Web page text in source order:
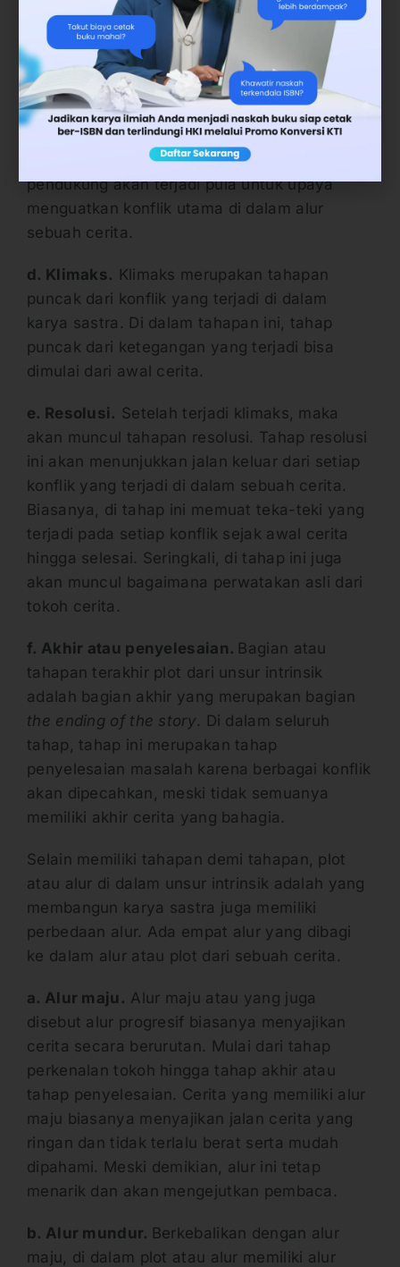
bagaimana plot atau alur di dalam cerita ini
dibuat.
c. Komplikasi.Tahap komplikasi pada unsur
intrinsik adalah tahap peningkatan konflik.
Pada tahap ini, semakin banyak insiden-
insiden yang terjadi, maka beberapa konflik
pendukung akan terjadi pula untuk upaya
menguatkan konflik utama di dalam alur
sebuah cerita.
d. Klimaks. Klimaks merupakan tahapan
puncak dari konflik yang terjadi di dalam
karya sastra. Di dalam tahapan ini, tahap
puncak dari ketegangan yang terjadi bisa
dimulai dari awal cerita.
e. Resolusi. Setelah terjadi klimaks, maka
akan muncul tahapan resolusi. Tahap resolusi
ini akan menunjukkan jalan keluar dari setiap
konflik yang terjadi di dalam sebuah cerita.
Biasanya, di tahap ini memuat teka-teki yang
terjadi pada setiap konflik sejak awal cerita
hingga selesai. Seringkali, di tahap ini juga
akan muncul bagaimana perwatakan asli dari
tokoh cerita.
f. Akhir atau penyelesaian. Bagian atau
tahapan terakhir plot dari unsur intrinsik
adalah bagian akhir yang merupakan bagian
the ending of the story. Di dalam seluruh
tahap, tahap ini merupakan tahap
penyelesaian masalah karena berbagai konflik
akan dipecahkan, meski tidak semuanya
memiliki akhir cerita yang bahagia.
Selain memiliki tahapan demi tahapan, plot
atau alur di dalam unsur intrinsik adalah yang
membangun karya sastra juga memiliki
perbedaan alur. Ada empat alur yang dibagi
ke dalam alur atau plot dari sebuah cerita.
a. Alur maju. Alur maju atau yang juga
disebut alur progresif biasanya menyajikan
cerita secara berurutan. Mulai dari tahap
perkenalan tokoh hingga tahap akhir atau
tahap penyelesaian. Cerita yang memiliki alur
maju biasanya menyajikan jalan cerita yang
ringan dan tidak terlalu berat serta mudah
dipahami. Meski demikian, alur ini tetap
menarik dan akan mengejutkan pembaca.
b. Alur mundur. Berkebalikan dengan alur
maju, di dalam plot atau alur memiliki alur